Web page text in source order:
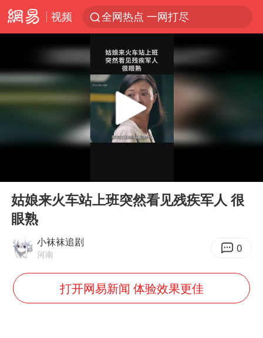
视频 全网热点 一网打尽
Play
姑娘来火车站上班突然看见残疾军人 很
眼熟
小袜袜追剧
河南 0
打开网易新闻 体验效果更佳